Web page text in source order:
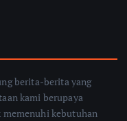
berita-berita yang
kami berupaya
kebutuhan